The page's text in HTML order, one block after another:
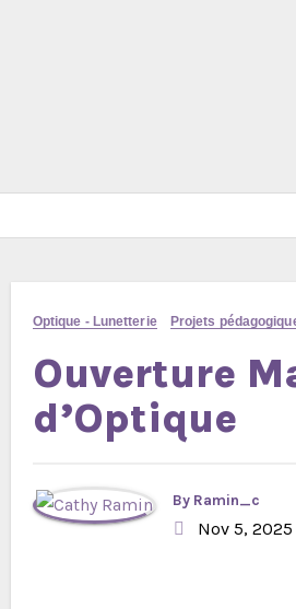
Optique - Lunetterie Projets
Ouverture
d’Optique
By Ramin_c
Nov 5, 2025